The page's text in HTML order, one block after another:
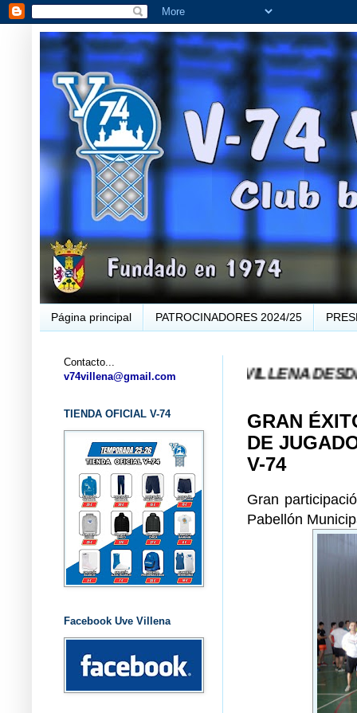
Página principal PATROCINADORES 2024/25
(ALICANTE) ... V-74 VILLENA DESDE 1.974
GRAN
DE
V-74
Gran
Pabellón
Contacto...
v74villena@gmail.com
TIENDA OFICIAL V-74
Facebook Uve Villena